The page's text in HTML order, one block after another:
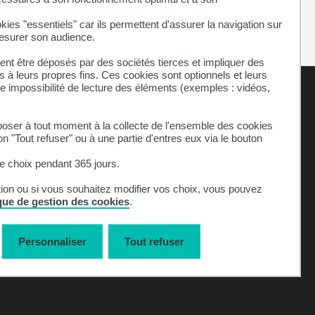
"essentiels" car ils permettent d'assurer la navigation sur
son audience.
être déposés par des sociétés tierces et impliquer des
à leurs propres fins. Ces cookies sont optionnels et leurs
impossibilité de lecture des éléments (exemples : vidéos,
à tout moment à la collecte de l'ensemble des cookies
"Tout refuser" ou à une partie d'entres eux via le bouton
choix pendant 365 jours.
ou si vous souhaitez modifier vos choix, vous pouvez
de gestion des cookies.
Tout refuser
Personnaliser
Celcat
Bibliothèque
Localisation
Cookies
Accessibilité
conforme